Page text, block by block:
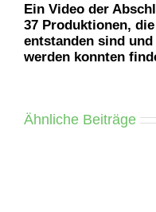
Ein Video der
37 Produktionen,
entstanden sind
werden konnten
Ähnliche Beiträge